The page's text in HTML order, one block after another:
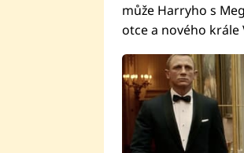
může Harryho s
otce a nového krále